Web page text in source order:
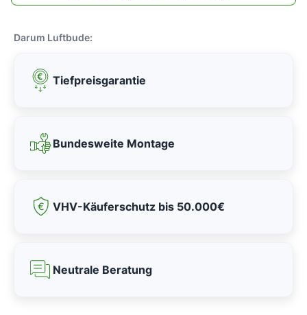
Darum Luftbude:
Tiefpreisgarantie
Bundesweite Montage
VHV-Käuferschutz bis 50.000€
Neutrale Beratung